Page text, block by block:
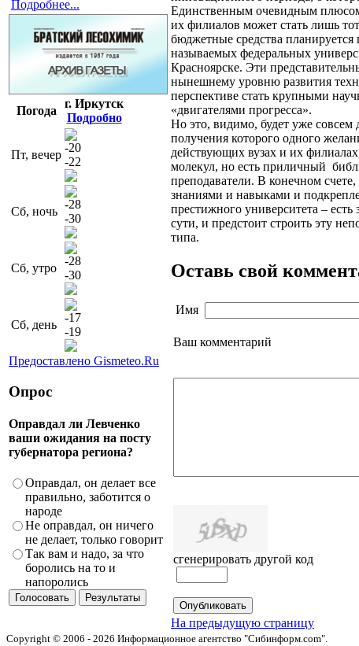
Подробнее...
Погода
г. Иркутск
Подробно
Пт, вечер
-20
-22
Сб, ночь
-28
-30
Сб, утро
-28
-30
Сб, день
-17
-19
Предоставлено Gismeteo.Ru
Опрос
Оправдал ли Левченко
ваши ожидания на посту
губернатора региона?
Оправдал, он делает все
правильно, заботится о
народе
Не оправдал, он ничего
не делает, только говорит
Так вам и надо, за что
боролись на то и
напоролись
Единственным очевидным
их филиалов может стать лишь
бюджетные средства
называемых федеральных
Красноярске. Эти
нынешнему уровню развития
перспективе стать крупными
«двигателями прогресса».
Но это, видимо, будет уже совсем
получения которого одного
действующих вузах и их
молекул, но есть приличный
преподаватели. В конечном
знаниями и навыками и
престижного университета –
сути, и предстоит строить эту
типа.
Оставь свой
Имя
Ваш комментарий
сгенерировать другой код
На предыдущую страницу
Copyright © 2006 - 2026 Информационное агентство "Сибинформ.com".